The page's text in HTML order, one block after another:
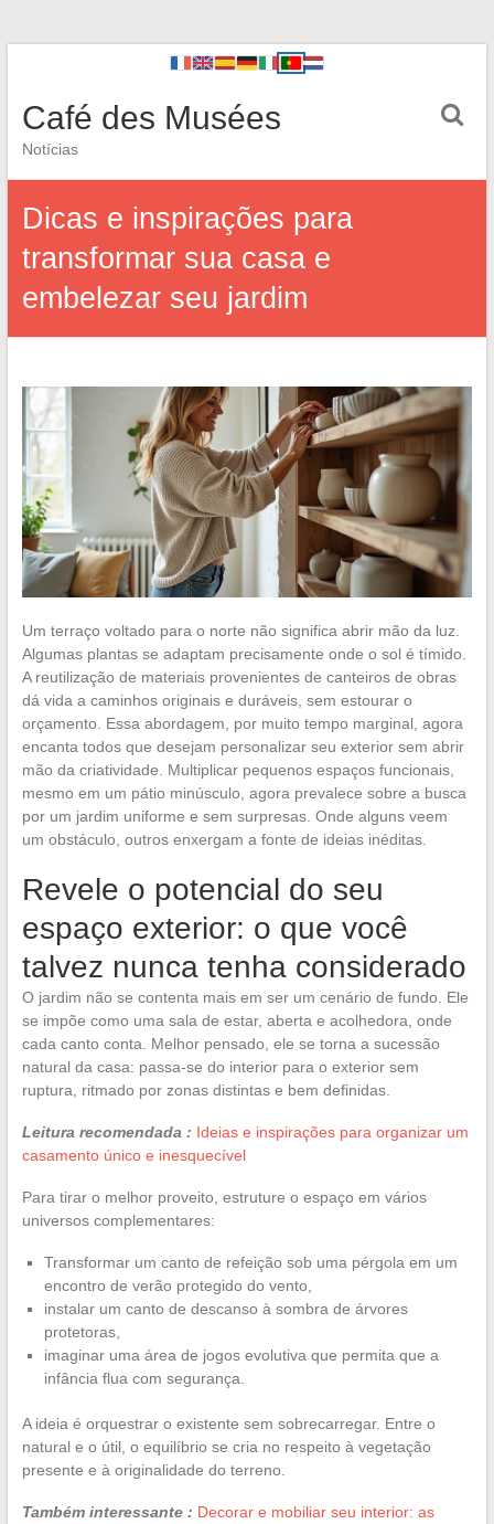
Café des Musées
Notícias
Dicas e inspirações para
transformar sua casa e
embelezar seu jardim
Um terraço voltado para o norte não significa abrir mão da luz.
Algumas plantas se adaptam precisamente onde o sol é tímido.
A reutilização de materiais provenientes de canteiros de obras
dá vida a caminhos originais e duráveis, sem estourar o
orçamento. Essa abordagem, por muito tempo marginal, agora
encanta todos que desejam personalizar seu exterior sem abrir
mão da criatividade. Multiplicar pequenos espaços funcionais,
mesmo em um pátio minúsculo, agora prevalece sobre a busca
por um jardim uniforme e sem surpresas. Onde alguns veem
um obstáculo, outros enxergam a fonte de ideias inéditas.
Revele o potencial do seu
espaço exterior: o que você
talvez nunca tenha considerado
O jardim não se contenta mais em ser um cenário de fundo. Ele
se impõe como uma sala de estar, aberta e acolhedora, onde
cada canto conta. Melhor pensado, ele se torna a sucessão
natural da casa: passa-se do interior para o exterior sem
ruptura, ritmado por zonas distintas e bem definidas.
Leitura recomendada : Ideias e inspirações para organizar um
casamento único e inesquecível
Para tirar o melhor proveito, estruture o espaço em vários
universos complementares:
Transformar um canto de refeição sob uma pérgola em um
encontro de verão protegido do vento,
instalar um canto de descanso à sombra de árvores
protetoras,
imaginar uma área de jogos evolutiva que permita que a
infância flua com segurança.
A ideia é orquestrar o existente sem sobrecarregar. Entre o
natural e o útil, o equilíbrio se cria no respeito à vegetação
presente e à originalidade do terreno.
Também interessante : Decorar e mobiliar seu interior: as